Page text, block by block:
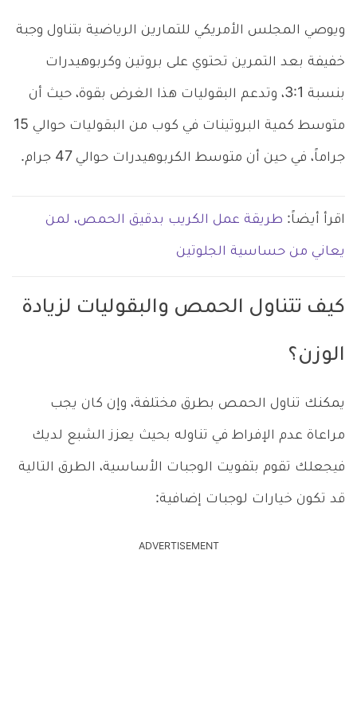
ويوصي المجلس الأمريكي للتمارين الرياضية بتناول وجبة
خفيفة بعد التمرين تحتوي على بروتين وكربوهيدرات
بنسبة 3:1، وتدعم البقوليات هذا الغرض بقوة، حيث أن
متوسط كمية البروتينات في كوب من البقوليات حوالي 15
جراماً، في حين أن متوسط الكربوهيدرات حوالي 47 جرام.
اقرأ أيضاً: طريقة عمل الكريب بدقيق الحمص، لمن
يعاني من حساسية الجلوتين
كيف تتناول الحمص والبقوليات لزيادة
الوزن؟
يمكنك تناول الحمص بطرق مختلفة، وإن كان يجب
مراعاة عدم الإفراط في تناوله بحيث يعزز الشبع لديك
فيجعلك تقوم بتفويت الوجبات الأساسية، الطرق التالية
قد تكون خيارات لوجبات إضافية:
ADVERTISEMENT